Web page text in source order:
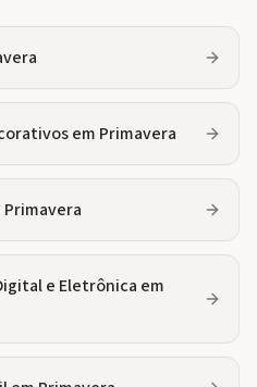
em Primavera
Primavera
e Eletrônica em